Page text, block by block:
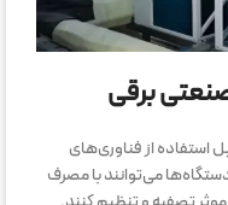
برقی
استفاده از فناوری‌های
می‌توانند با مصرف